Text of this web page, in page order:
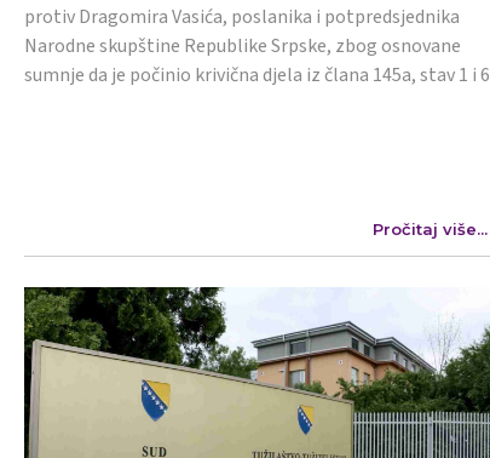
protiv Dragomira Vasića, poslanika i potpredsjednika
Narodne skupštine Republike Srpske, zbog osnovane
sumnje da je počinio krivična djela iz člana 145a, stav 1 i 6
Pročitaj više...